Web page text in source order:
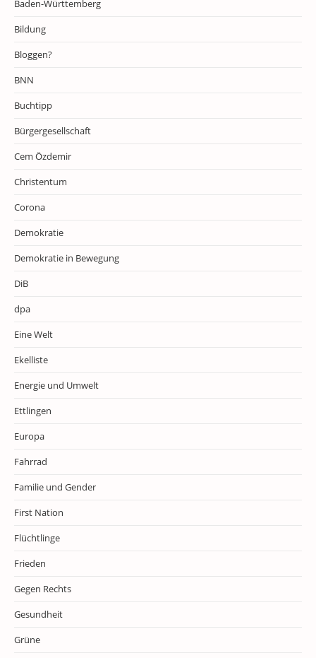
Baden-Württemberg
Bildung
Bloggen?
BNN
Buchtipp
Bürgergesellschaft
Cem Özdemir
Christentum
Corona
Demokratie
Demokratie in Bewegung
DiB
dpa
Eine Welt
Ekelliste
Energie und Umwelt
Ettlingen
Europa
Fahrrad
Familie und Gender
First Nation
Flüchtlinge
Frieden
Gegen Rechts
Gesundheit
Grüne